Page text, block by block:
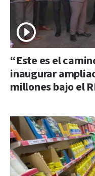
“Este es el
inaugurar
millones bajo el